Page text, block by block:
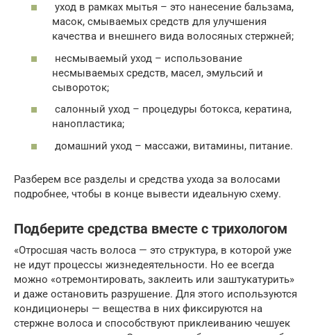
уход в рамках мытья – это нанесение бальзама,
масок, смываемых средств для улучшения
качества и внешнего вида волосяных стержней;
несмываемый уход – использование
несмываемых средств, масел, эмульсий и
сывороток;
салонный уход – процедуры ботокса, кератина,
нанопластика;
домашний уход – массажи, витамины, питание.
Разберем все разделы и средства ухода за волосами
подробнее, чтобы в конце вывести идеальную схему.
Подберите средства вместе с трихологом
«Отросшая часть волоса — это структура, в которой уже
не идут процессы жизнедеятельности. Но ее всегда
можно «отремонтировать, заклеить или заштукатурить»
и даже остановить разрушение. Для этого используются
кондиционеры — вещества в них фиксируются на
стержне волоса и способствуют приклеиванию чешуек